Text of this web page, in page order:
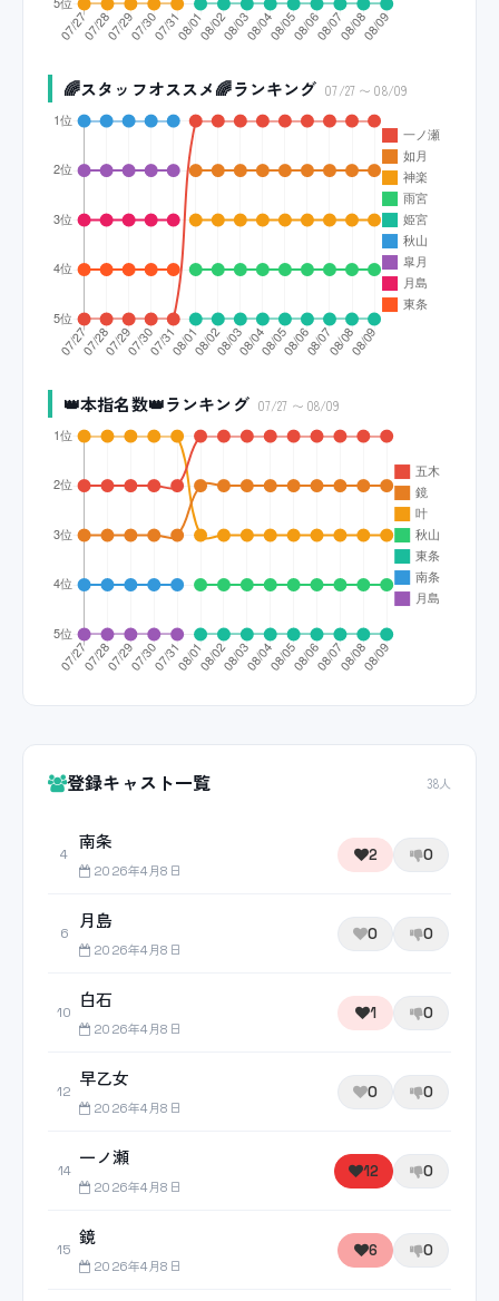
🌈スタッフオススメ🌈ランキング 07/27 〜 08/09
👑本指名数👑ランキング 07/27 〜 08/09
登録キャスト一覧 38人
4
南条
2026年4月8日
2 0
6
月島
2026年4月8日
0 0
10
白石
2026年4月8日
1 0
12
早乙女
2026年4月8日
0 0
14
一ノ瀬
2026年4月8日
12 0
15
鏡
2026年4月8日
6 0